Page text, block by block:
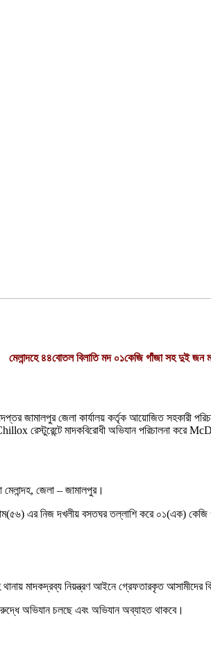
মেলান্দহে ৪৪বোতল বিলাতি মদ ০১কেজি গাঁজা সহ দুই জন
জামালপুর জেলা কার্যালয় কর্তৃক আয়োজিত সহকারী
রেস্টুরেন্টে মাদকবিরোধী অভিযান পরিচালনা করে
মেলান্দহ, জেলা – জামালপুর।
এর নিজ দখলীয় বসতঘর তল্লাশি করে ০১(এক) কেজি
মাদকদ্রব্য নিয়ন্ত্রণ আইনে গ্রেফতারকৃত আসামীদের
অভিযান চলছে এবং অভিযান অব্যাহত থাকবে।